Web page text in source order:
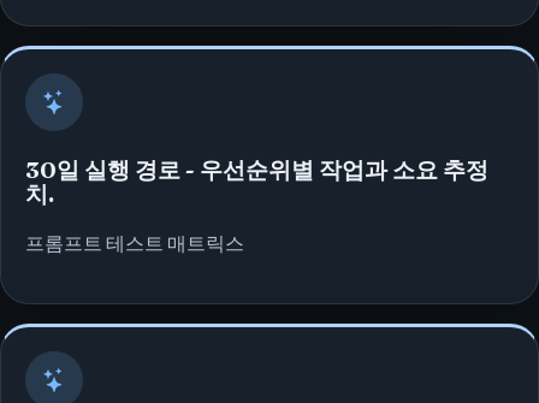
30일 실행 경로 - 우선순위별 작업과 소요 추정
치.
프롬프트 테스트 매트릭스